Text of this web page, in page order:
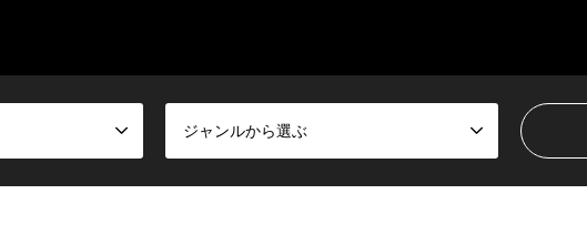
ジャンルから選ぶ